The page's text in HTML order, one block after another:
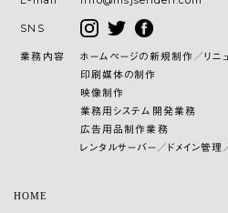
SNS
業務内容
ホームページの新規制作／リニ
印刷媒体の制作
映像制作
業務用システム開発業務
広告用品制作業務
レンタルサーバー／ドメイン管
HOME